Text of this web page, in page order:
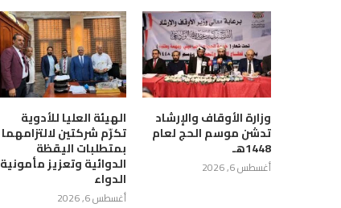
وزارة الأوقاف والإرشاد
تدشن موسم الحج لعام
1448هـ
أغسطس 6, 2026
الهيئة العليا للأدوية
تكرّم شركتين لالتزامهما
بمتطلبات اليقظة
الدوائية وتعزيز مأمونية
الدواء
أغسطس 6, 2026